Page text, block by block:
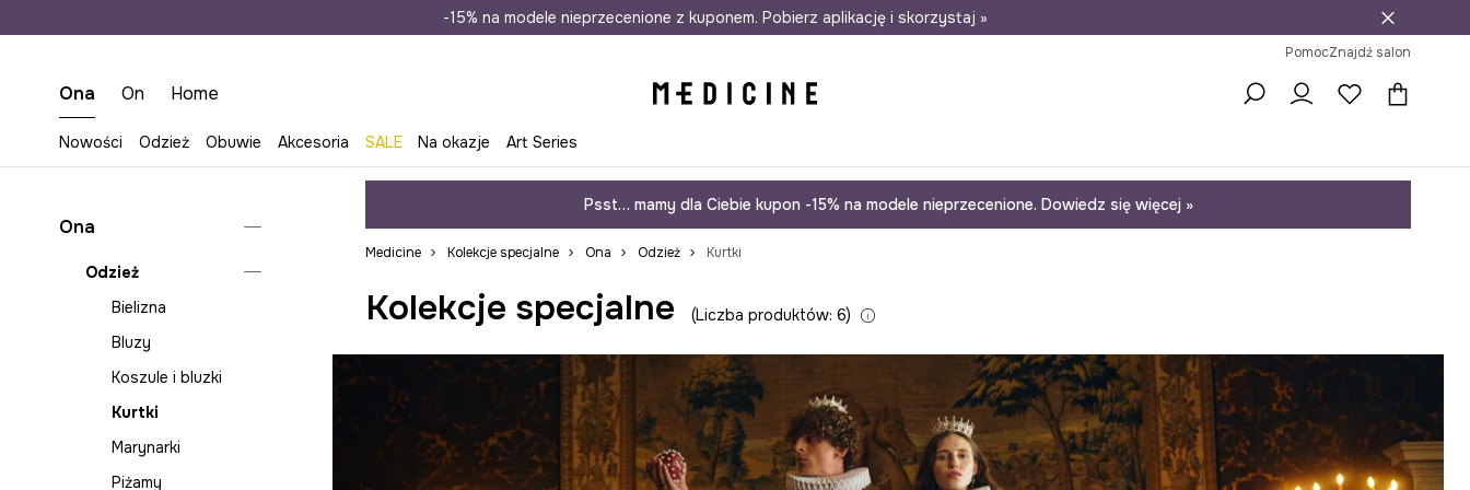
Wysyłka nawet w 24h Darmowa dostawa do salonów 30 dni na zwrot
-15% na modele nieprzecenione z kuponem. Pobierz aplikację i skorzystaj »
PomocZnajdź salon
Ona On Home
Nowości Odzież Obuwie Akcesoria SALE Na okazje Art Series
Ona
Odzież
Bielizna
Bluzy
Koszule i bluzki
Kurtki
Marynarki
Piżamy
Psst… mamy dla Ciebie kupon -15% na modele nieprzecenione. Dowiedz się więcej »
Medicine Kolekcje specjalne Ona Odzież Kurtki
Kolekcje specjalne Liczba produktów: 6